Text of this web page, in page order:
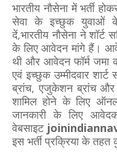
भारतीय नौसेना में भर्ती
सेवा के इच्छुक युवाओं
दें,भारतीय नौसेना ने शॉर्ट
के लिए आवेदन मांगे हैं।
थी और आवेदन फॉर्म जमा
एवं इच्छुक उम्मीदवार
ब्रांच, एजुकेशन ब्रांच और
शामिल होने के लिए
जानकारी के लिए
वेबसाइट
इस भर्ती प्रक्रिया के तहत